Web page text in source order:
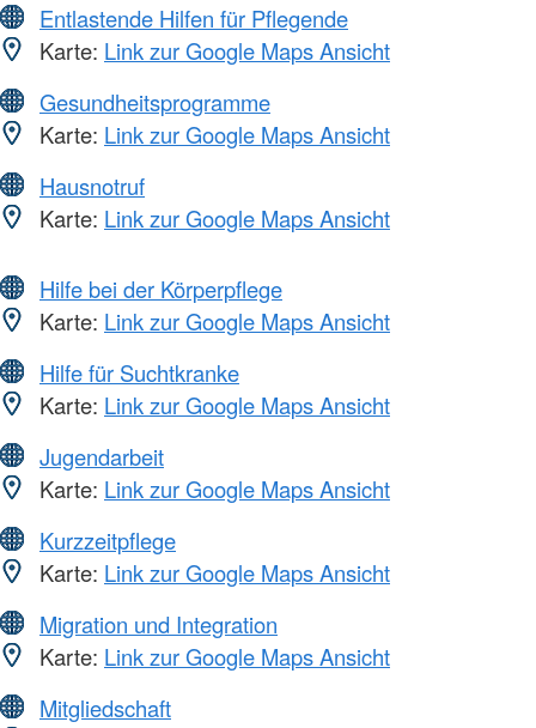
Entlastende Hilfen für Pflegende
Karte: Link zur Google Maps Ansicht
Gesundheitsprogramme
Karte: Link zur Google Maps Ansicht
Hausnotruf
Karte: Link zur Google Maps Ansicht
Hilfe bei der Körperpflege
Karte: Link zur Google Maps Ansicht
Hilfe für Suchtkranke
Karte: Link zur Google Maps Ansicht
Jugendarbeit
Karte: Link zur Google Maps Ansicht
Kurzzeitpflege
Karte: Link zur Google Maps Ansicht
Migration und Integration
Karte: Link zur Google Maps Ansicht
Mitgliedschaft